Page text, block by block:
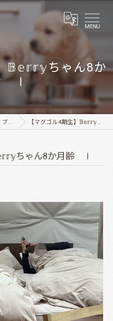
MENU
𝔹𝕖𝕣𝕣𝕪ちゃん8か
Ⅰ
ブログ 【マグゴル4期生】𝔹𝕖𝕣𝕣𝕪ちゃん8か月齢 Ⅰ
ちゃん8か月齢 Ⅰ